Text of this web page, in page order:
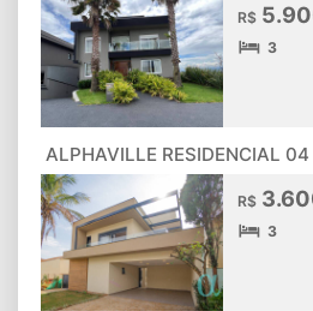
R$
3
ALPHAVILLE RESIDENCIAL 04
R$
3